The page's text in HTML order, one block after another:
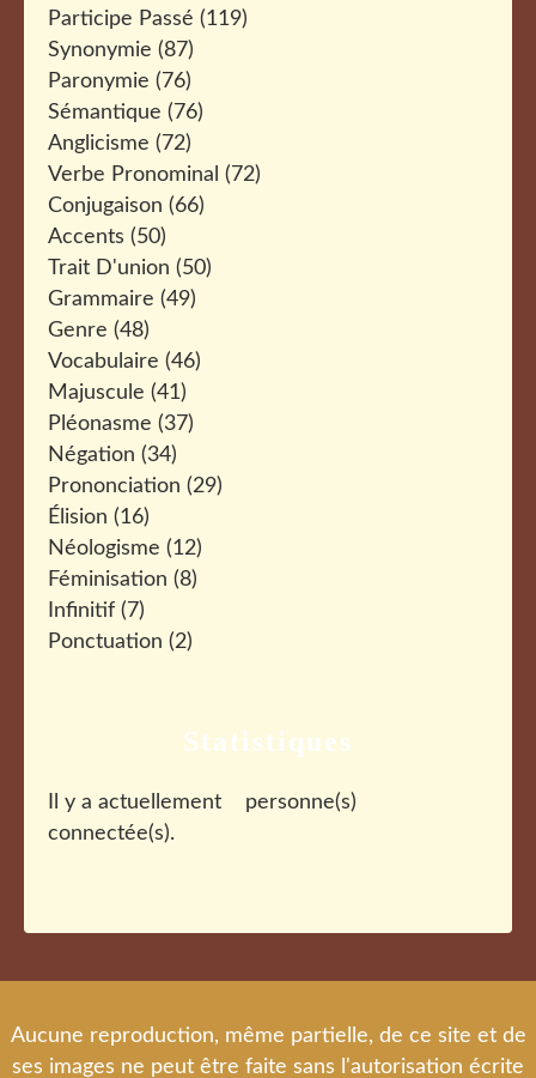
Participe Passé (119)
Synonymie (87)
Paronymie (76)
Sémantique (76)
Anglicisme (72)
Verbe Pronominal (72)
Conjugaison (66)
Accents (50)
Trait D'union (50)
Grammaire (49)
Genre (48)
Vocabulaire (46)
Majuscule (41)
Pléonasme (37)
Négation (34)
Prononciation (29)
Élision (16)
Néologisme (12)
Féminisation (8)
Infinitif (7)
Ponctuation (2)
Statistiques
Il y a actuellement
personne(s)
connectée(s).
Aucune reproduction, même partielle, de ce site et de
ses images ne peut être faite sans l'autorisation écrite